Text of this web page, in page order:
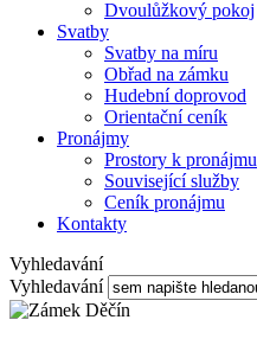
Dvoulůžkový pokoj
Svatby
Svatby na míru
Obřad na zámku
Hudební doprovod
Orientační ceník
Pronájmy
Prostory k pronájmu
Související služby
Ceník pronájmu
Kontakty
Vyhledavání
Vyhledavání